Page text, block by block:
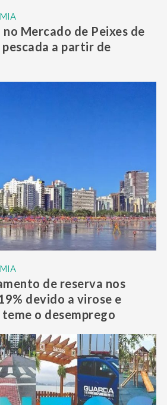
Mercado de Peixes de
a partir de
de reserva nos
devido a virose e
o desemprego